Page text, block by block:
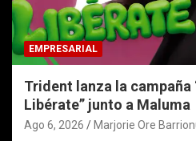
EMPRESARIAL
Trident lanza la campaña
Libérate” junto a Maluma
Ago 6, 2026 Marjorie Ore